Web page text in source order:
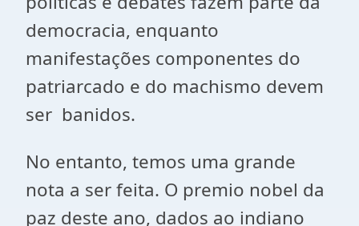
democracia, enquanto
manifestações componentes do
patriarcado e do machismo devem
ser banidos.
No entanto, temos uma grande
nota a ser feita. O premio nobel da
paz deste ano, dados ao indiano